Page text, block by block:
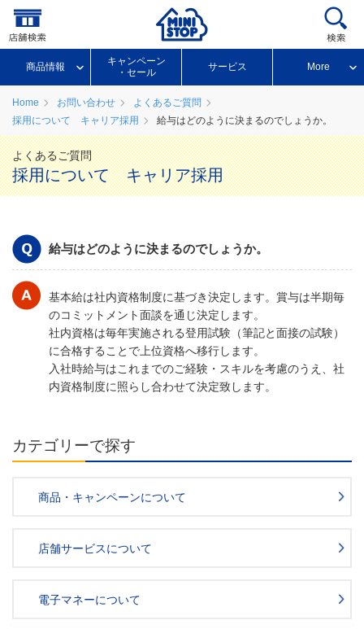
商品情報
キャンペーン
・セール
サービス More
Home お問い合わせ
よくあるご質問
採用について キャリア採用
給与はどのように決まるのでしょうか。
よくあるご質問
採用について キャリア採用
給与はどのように決まるのでしょうか。
基本給は社内資格制度に基づき決定します。賞与は半期毎
のコミットメント面談を通じ決定します。
社内資格は毎年実施される登用試験（筆記と面接の試験）
に合格することで上位資格へ移行します。
入社時給与はこれまでのご経験・スキルを考慮のうえ、社
内資格制度に照らし合わせて決定致します。
カテゴリーで探す
商品・キャンペーンについて
店舗サービスについて
電子マネーについて